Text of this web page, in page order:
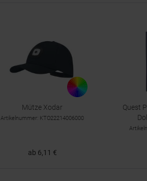
Mütze Xodar
Artikelnummer: KTO22214006000
ab 6,11 €
Quest